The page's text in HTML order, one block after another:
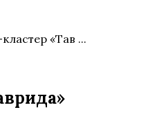
«Тав ...